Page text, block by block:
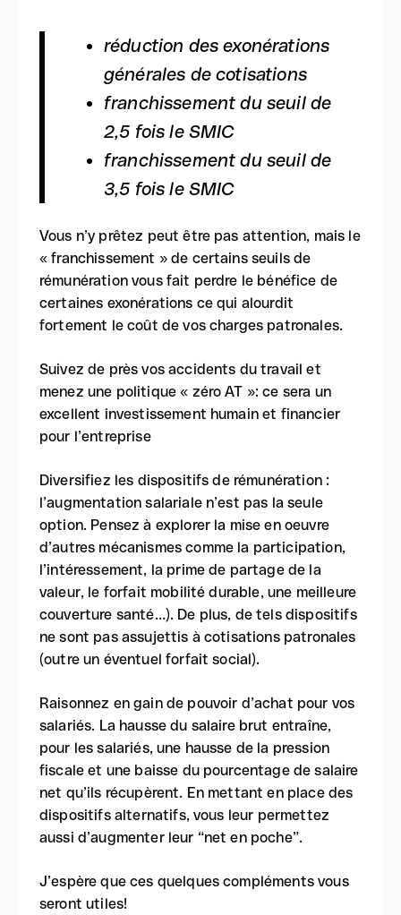
réduction des exonérations
générales de cotisations
franchissement du seuil de
2,5 fois le SMIC
franchissement du seuil de
3,5 fois le SMIC
Vous n’y prêtez peut être pas attention, mais le
« franchissement » de certains seuils de
rémunération vous fait perdre le bénéfice de
certaines exonérations ce qui alourdit
fortement le coût de vos charges patronales.
Suivez de près vos accidents du travail et
menez une politique « zéro AT »: ce sera un
excellent investissement humain et financier
pour l’entreprise
Diversifiez les dispositifs de rémunération :
l’augmentation salariale n’est pas la seule
option. Pensez à explorer la mise en oeuvre
d’autres mécanismes comme la participation,
l’intéressement, la prime de partage de la
valeur, le forfait mobilité durable, une meilleure
couverture santé…). De plus, de tels dispositifs
ne sont pas assujettis à cotisations patronales
(outre un éventuel forfait social).
Raisonnez en gain de pouvoir d’achat pour vos
salariés. La hausse du salaire brut entraîne,
pour les salariés, une hausse de la pression
fiscale et une baisse du pourcentage de salaire
net qu’ils récupèrent. En mettant en place des
dispositifs alternatifs, vous leur permettez
aussi d’augmenter leur “net en poche”.
J’espère que ces quelques compléments vous
seront utiles!